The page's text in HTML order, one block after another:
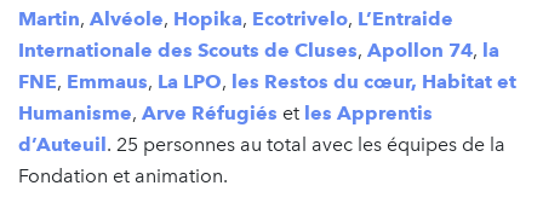
Martin, Alvéole, Hopika, Ecotrivelo, L’Entraide
Internationale des Scouts de Cluses, Apollon 74, la
FNE, Emmaus, La LPO, les Restos du cœur, Habitat et
Humanisme, Arve Réfugiés et les Apprentis
d’Auteuil. 25 personnes au total avec les équipes de la
Fondation et animation.